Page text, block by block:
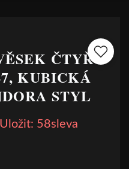
ČTYŘ
KUBICKÁ
STYL
Uložit: 58sleva